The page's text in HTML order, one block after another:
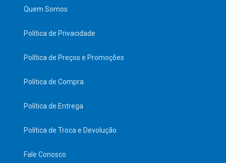
Quem Somos
Política de Privacidade
Política de Preços e Promoções
Política de Compra
Política de Entrega
Política de Troca e Devolução
Fale Conosco